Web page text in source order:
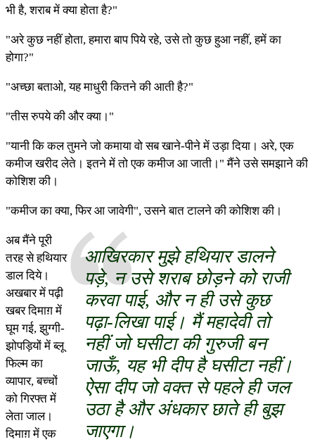
भी है, शराब में क्या होता है?"
"अरे कुछ नहीं होता, हमारा बाप पिये रहे, उसे तो कुछ हुआ नहीं, हमें का
होगा?"
"अच्छा बताओ, यह माधुरी कितने की आती है?"
"तीस रुपये की और क्या।"
"यानी कि कल तुमने जो कमाया वो सब खाने-पीने में उड़ा दिया। अरे, एक
कमीज खरीद लेते। इतने में तो एक कमीज आ जाती।" मैंने उसे समझाने की
कोशिश की।
"कमीज का क्या, फिर आ जावेगी", उसने बात टालने की कोशिश की।
आखिरकार मुझे हथियार डालने
पड़े, न उसे शराब छोड़ने को राजी
करवा पाई, और न ही उसे कुछ
पढ़ा-लिखा पाई। मैं महादेवी तो
नहीं जो घसीटा की गुरुजी बन
जाऊँ, यह भी दीप है घसीटा नहीं।
ऐसा दीप जो वक्त से पहले ही जल
उठा है और अंधकार छाते ही बुझ
जाएगा।
अब मैंने पूरी
तरह से हथियार
डाल दिये।
अखबार में पढ़ी
खबर दिमाग़ में
घूम गई, झुग्गी-
झोपड़ियों में ब्लू
फिल्म का
व्यापार, बच्चों
को गिरफ्त में
लेता जाल।
दिमाग़ में एक